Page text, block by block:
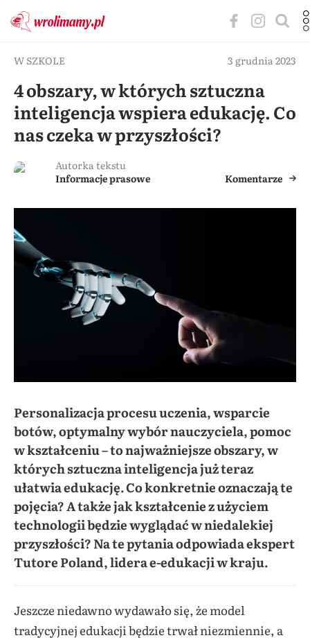
W SZKOLE 3 grudnia 2023
4 obszary, w których sztuczna
inteligencja wspiera edukację. Co
nas czeka w przyszłości?
Autorka tekstu
Informacje prasowe
Komentarze
Personalizacja procesu uczenia, wsparcie
botów, optymalny wybór nauczyciela, pomoc
w kształceniu – to najważniejsze obszary, w
których sztuczna inteligencja już teraz
ułatwia edukację. Co konkretnie oznaczają te
pojęcia? A także jak kształcenie z użyciem
technologii będzie wyglądać w niedalekiej
przyszłości? Na te pytania odpowiada ekspert
Tutore Poland, lidera e-edukacji w kraju.
Jeszcze niedawno wydawało się, że model
tradycyjnej edukacji będzie trwał niezmiennie, a